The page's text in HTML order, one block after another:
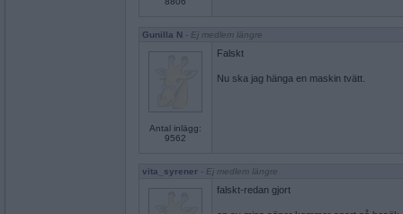
Gunilla N - Ej medlem längre
Antal inlägg:
9562
Falskt
Nu ska jag hänga en maskin tvätt.
vita_syrener - Ej medlem längre
falskt-redan gjort